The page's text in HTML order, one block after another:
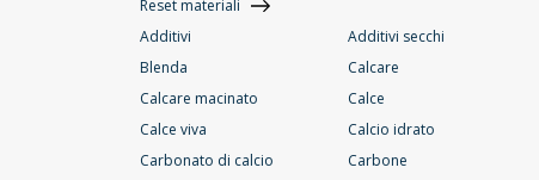
Reset materiali
Additivi
Additivi secchi
Blenda
Calcare
Calcare macinato
Calce
Calce viva
Calcio idrato
Carbonato di calcio
Carbone